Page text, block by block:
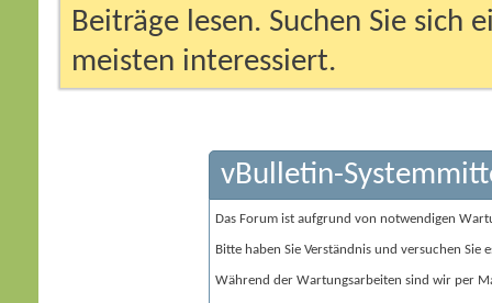
Beiträge lesen. Suchen Sie sich
meisten interessiert.
vBulletin-
Das Forum ist aufgrund von notwendigen
Bitte haben Sie Verständnis und versuchen Sie
Während der Wartungsarbeiten sind wir per